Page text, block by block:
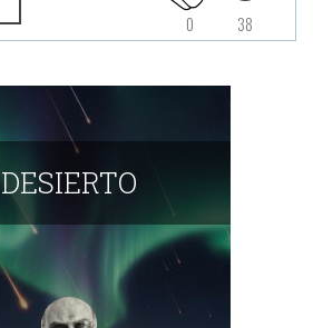
38
0
DESIERTO